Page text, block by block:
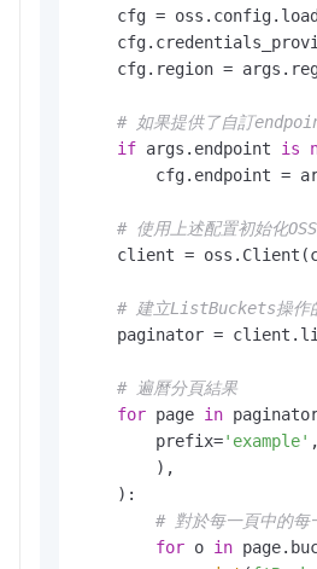
cfg =
cfg.region =
# 如果提供了自訂
if args.endpoint is
cfg.endpoint =
# 使用上述配置初始化OSS
client =
# 建立ListBuckets操作
paginator =
# 遍曆分頁結果
for page in
        prefix=
'example'
        ),
    ):
# 對於每一頁中的每
for o in